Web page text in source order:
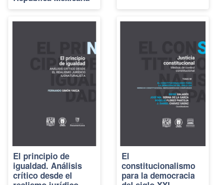
El principio de
igualdad. Análisis
crítico desde el
El
constitucionalismo
para la democracia